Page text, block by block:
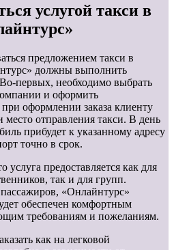
услугой такси в
предложением такси в
должны выполнить
первых, необходимо выбрать
и оформить
оформлении заказа клиенту
отправления такси. В день
прибудет к указанному адресу
точно в срок.
услуга предоставляется как для
так и для групп.
«Онлайнтурс»
обеспечен комфортным
требованиям и пожеланиям.
как на легковой